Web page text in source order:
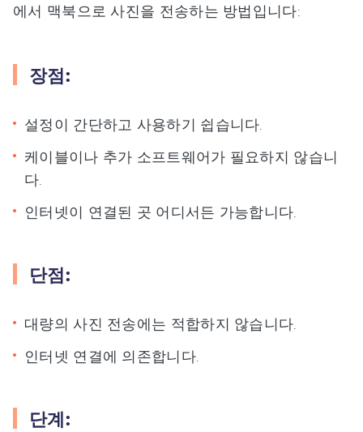
에서 맥북으로 사진을 전송하는 방법입니다:
장점:
설정이 간단하고 사용하기 쉽습니다.
케이블이나 추가 소프트웨어가 필요하지 않습니
다.
인터넷이 연결된 곳 어디서든 가능합니다.
단점:
대량의 사진 전송에는 적합하지 않습니다.
인터넷 연결에 의존합니다.
단계: